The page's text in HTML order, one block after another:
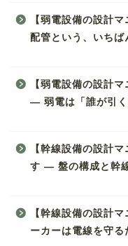
【弱電設備の設計
配管という、いちば
【弱電設備の設計
― 弱電は「誰が引
【幹線設備の設計
す ― 盤の構成と幹
【幹線設備の設計
ーカーは電線を守る